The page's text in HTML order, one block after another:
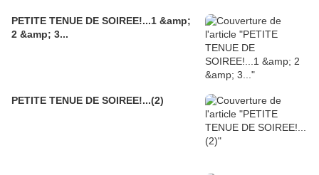
PETITE TENUE DE SOIREE!...1 &amp;
2 &amp; 3...
PETITE TENUE DE SOIREE!...(2)